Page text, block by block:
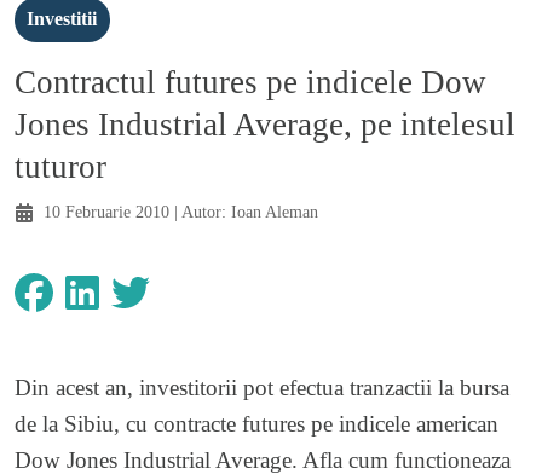
Investitii
Contractul futures pe indicele Dow
Jones Industrial Average, pe intelesul
tuturor
10 Februarie 2010 | Autor: Ioan Aleman
Din acest an, investitorii pot efectua tranzactii la bursa
de la Sibiu, cu contracte futures pe indicele american
Dow Jones Industrial Average. Afla cum functioneaza